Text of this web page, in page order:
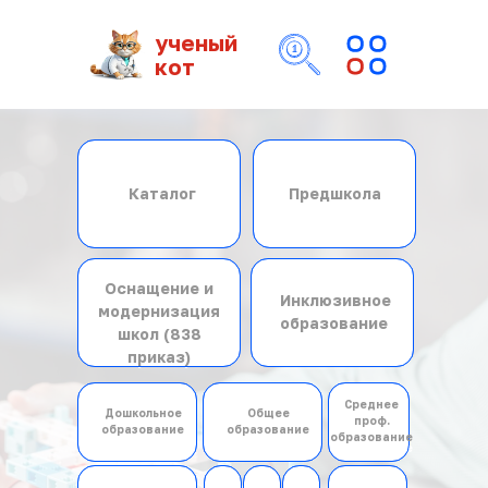
ученый
кот
Каталог
Оснащение и
модернизация
школ (838
приказ)
Предшкола
Инклюзивное
образование
Дошкольное
образование
Общее
образование
Среднее
проф.
образование
Каталог
Дошкольное
образование
Среднее
проф.
образование
Общее
образование
Оснащение и
модернизация
школ (838
приказ)
Предшкола
Инклюзивное
образование